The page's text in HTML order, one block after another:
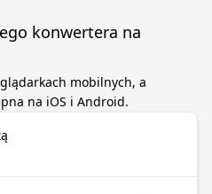
konwertera na
mobilnych, a
na iOS i Android.